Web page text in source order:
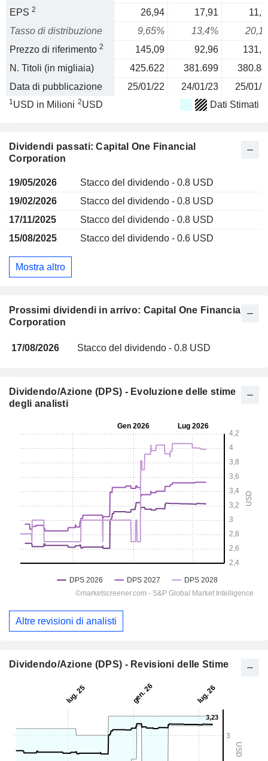
Prossimi dividendi in arrivo: Capital One Financial
Corporation
17/08/2026 Stacco del dividendo - 0.8 USD
EPS 2 26,94 17,91
Tasso di distribuzione
9,65% 13,4%
Prezzo di riferimento 2 145,09 92,96
N. Titoli (in migliaia)
425.622 381.699
Data di pubblicazione
25/01/22 24/01/23 25/01/
1USD in Milioni 2USD Dati Stimati
Dividendi passati: Capital One Financial
Corporation
19/05/2026
Stacco del dividendo - 0.8 USD
19/02/2026
Stacco del dividendo - 0.8 USD
17/11/2025
Stacco del dividendo - 0.8 USD
15/08/2025
Stacco del dividendo - 0.6 USD
Mostra altro
Dividendo/Azione (DPS) - Evoluzione delle stime
degli analisti
Altre revisioni di analisti
Dividendo/Azione (DPS) - Revisioni delle Stime